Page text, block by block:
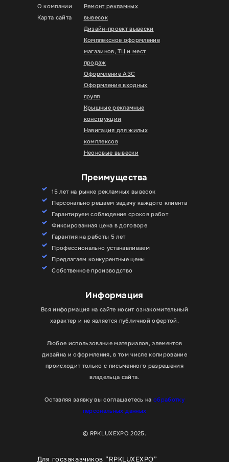
О компании
Карта сайта
Ремонт рекламных
вывесок
Дизайн-проект вывески
Комплексное оформление
магазинов, ТЦ и мест
продаж
Оформление АЗС
Оформление входных
групп
Крышные рекламные
конструкции
Навигация для жилых
комплексов
Неоновые вывески
Преимущества
15 лет на рынке рекламных вывесок
Персонально решаем задачу каждого клиента
Гарантируем соблюдение сроков работ
Фиксированная цена в договоре
Гарантия на работы 5 лет
Профессионально устанавливаем
Предлагаем конкурентные цены
Собственное производство
Информация
Вся информация на сайте носит ознакомительный
характер и не является публичной офертой.
Любое использование материалов, элементов
дизайна и оформления, в том числе копирование
происходит только с письменного разрешения
владельца сайта.
Оставляя заявку вы соглашаетесь на обработку
персональных данных
© RPKLUXEXPO 2025.
Для госзаказчиков “RPKLUXEXPO”